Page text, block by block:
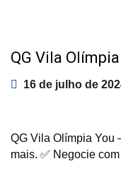
QG Vila
16 de julho de
QG Vila Olímpia You
mais. ✅ Negocie